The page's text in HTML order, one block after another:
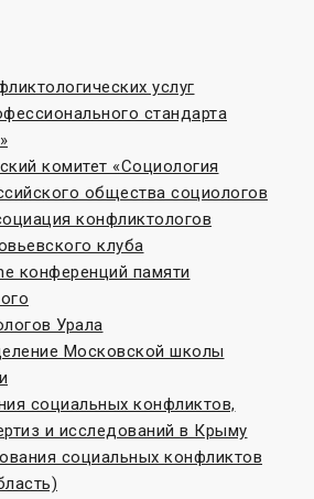
услуг
стандарта
комитет «Социoлогия
общества социологов
конфликтологов
клуба
конференций памяти
Урала
Московской школы
социальных конфликтов,
и исследований в Крыму
социальных конфликтов